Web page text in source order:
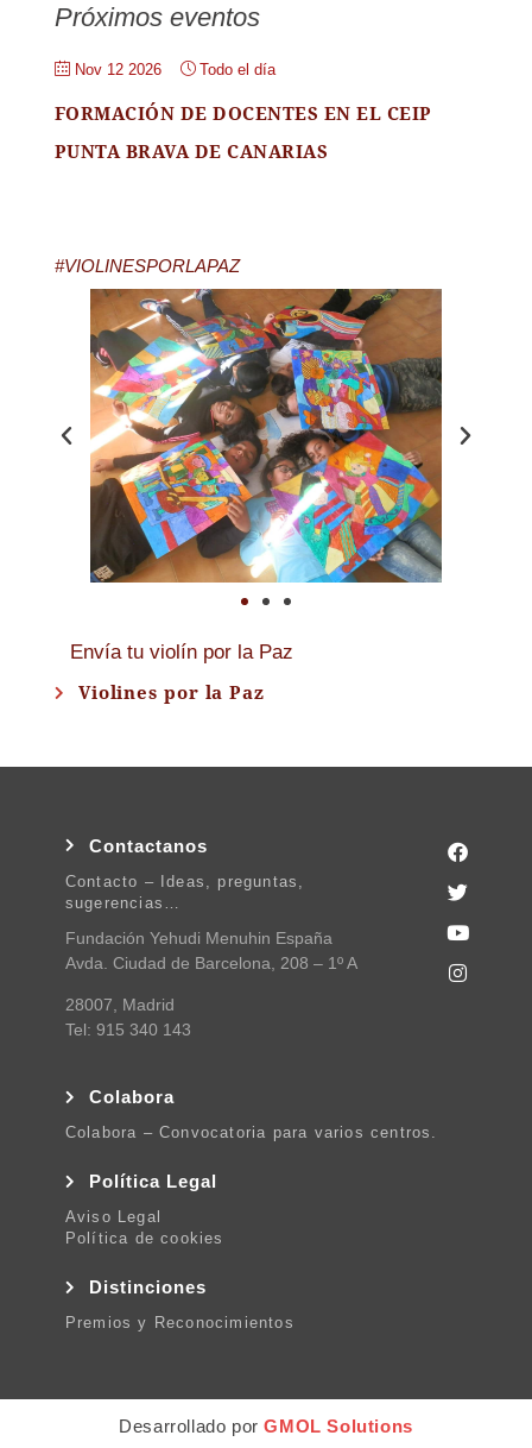
Próximos eventos
Nov 12 2026 Todo el día
FORMACIÓN DE DOCENTES EN EL CEIP
PUNTA BRAVA DE CANARIAS
#VIOLINESPORLAPAZ
Envía tu violín por la Paz
Violines por la Paz
Contactanos
Contacto – Ideas, preguntas,
sugerencias…
Fundación Yehudi Menuhin España
Avda. Ciudad de Barcelona, 208 – 1º A
28007, Madrid
Tel: 915 340 143
Colabora
Colabora – Convocatoria para varios centros.
Política Legal
Aviso Legal
Política de cookies
Distinciones
Premios y Reconocimientos
Desarrollado porGMOL Solutions